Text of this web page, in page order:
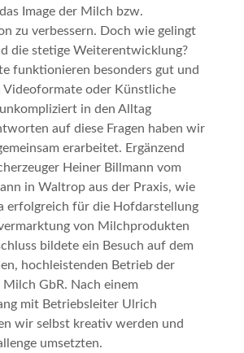
Image der Milch bzw.
zu verbessern. Doch wie gelingt
die stetige Weiterentwicklung?
funktionieren besonders gut und
Videoformate oder Künstliche
unkompliziert in den Alltag
auf diese Fragen haben wir
erarbeitet. Ergänzend
Heiner Billmann vom
in Waltrop aus der Praxis, wie
erfolgreich für die Hofdarstellung
von Milchprodukten
bildete ein Besuch auf dem
hochleistenden Betrieb der
GbR. Nach einem
mit Betriebsleiter Ulrich
wir selbst kreativ werden und
umsetzten.